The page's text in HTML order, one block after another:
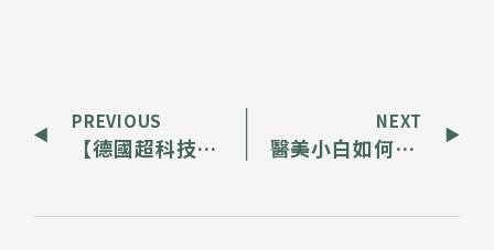
PREVIOUS
【德國超科技皮秒】精準打擊痘疤、膚色不均
NEXT
醫美小白如何挑對醫師？唐豪悅醫師：這三點最重要